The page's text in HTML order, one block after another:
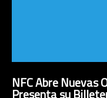
NFC Abre Nuevas
Presenta su